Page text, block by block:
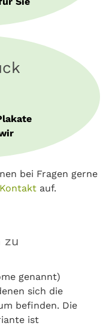
bei Fragen gerne
auf.
zu
genannt)
sich die
befinden. Die
ist